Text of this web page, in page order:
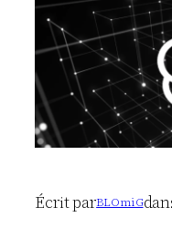
Écrit parBLOmiG